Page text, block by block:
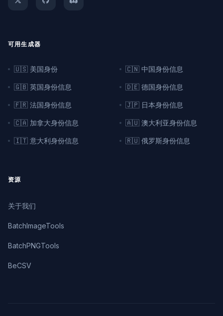
可用生成器
🇺🇸 美国身份 🇨🇳 中国身份信息
🇬🇧 英国身份信息 🇩🇪 德国身份信息
🇫🇷 法国身份信息 🇯🇵 日本身份信息
🇨🇦 加拿大身份信息 🇦🇺 澳大利亚身份信息
🇮🇹 意大利身份信息 🇷🇺 俄罗斯身份信息
资源
关于我们
BatchImageTools
BatchPNGTools
BeCSV